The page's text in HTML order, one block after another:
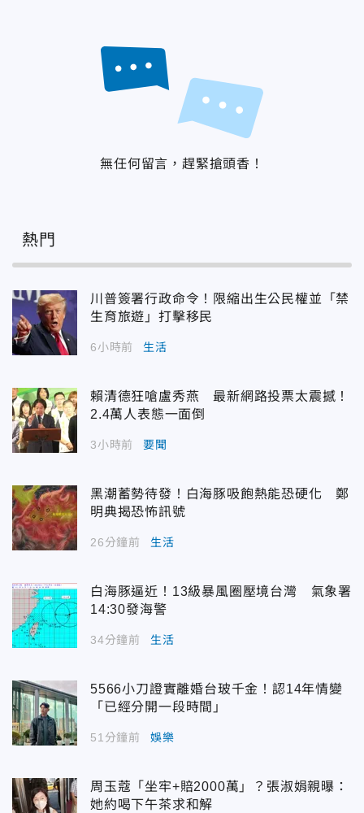
無任何留言，趕緊搶頭香！
熱門
川普簽署行政命令！限縮出生公民權並「禁
生育旅遊」打擊移民
6小時前 生活
賴清德狂嗆盧秀燕 最新網路投票太震撼！
2.4萬人表態一面倒
3小時前 要聞
黑潮蓄勢待發！白海豚吸飽熱能恐硬化 鄭
明典揭恐怖訊號
26分鐘前 生活
白海豚逼近！13級暴風圈壓境台灣 氣象署
14:30發海警
34分鐘前 生活
5566小刀證實離婚台玻千金！認14年情變
「已經分開一段時間」
51分鐘前 娛樂
周玉蔻「坐牢+賠2000萬」？張淑娟親曝：
她約喝下午茶求和解